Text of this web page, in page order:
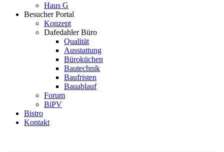
Haus G
Besucher Portal
Konzept
Dafedahler Büro
Qualität
Ausstattung
Büroküchen
Bautechnik
Baufristen
Bauablauf
Forum
BiPV
Bistro
Kontakt